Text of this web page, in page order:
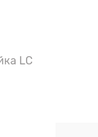
LC